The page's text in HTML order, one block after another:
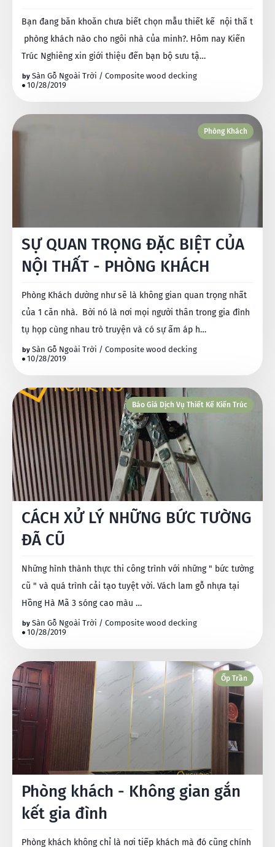
Bạn đang băn khoăn chưa biết chọn mẫu thiết kế nội thấ t
phòng khách nào cho ngôi nhà của minh?. Hôm nay Kiến
Trúc Nghiêng xin giới thiệu đến bạn bộ sưu tậ…
Sàn Gỗ Ngoài Trời / Composite wood decking
10/28/2019
Phòng Khách
SỰ QUAN TRỌNG ĐẶC BIỆT CỦA
NỘI THẤT - PHÒNG KHÁCH
Phòng Khách dường như sẽ là không gian quan trọng nhất
của 1 căn nhà. Bời nó là nơi mọi người thân trong gia đình
tụ họp cùng nhau trò truyện và có sự ấm áp h…
Sàn Gỗ Ngoài Trời / Composite wood decking
10/28/2019
Báo Giá Dịch Vụ Thiết Kế Kiến Trúc
CÁCH XỬ LÝ NHỮNG BỨC TƯỜNG
ĐÃ CŨ
Những hình thành thực thi công trình với những " bức tường
cũ " và quá trình cải tạo tuyệt vời. Vách lam gỗ nhựa tại
Hồng Hà Mã 3 sóng cao màu …
Sàn Gỗ Ngoài Trời / Composite wood decking
10/28/2019
Ốp Trần
Phòng khách - Không gian gắn
kết gia đình
Phòng khách không chỉ là nơi tiếp khách mà đó cũng chính